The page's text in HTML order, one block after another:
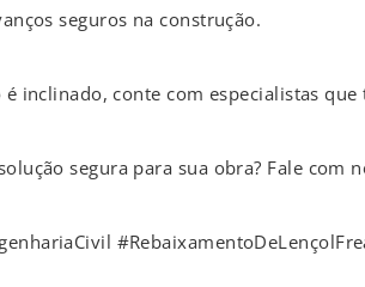
seguros na construção.
é inclinado, conte com especialistas
segura para sua obra? Fale com